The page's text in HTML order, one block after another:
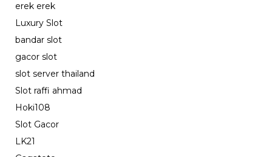
erek erek
Luxury Slot
bandar slot
gacor slot
slot server thailand
Slot raffi ahmad
Hoki108
Slot Gacor
LK21